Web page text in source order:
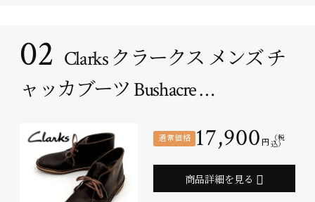
02 Clarks クラークス メンズ チ
ャッカブーツ Bushacre …
通常価格 17,900 円 （税
込）
商品詳細を見る